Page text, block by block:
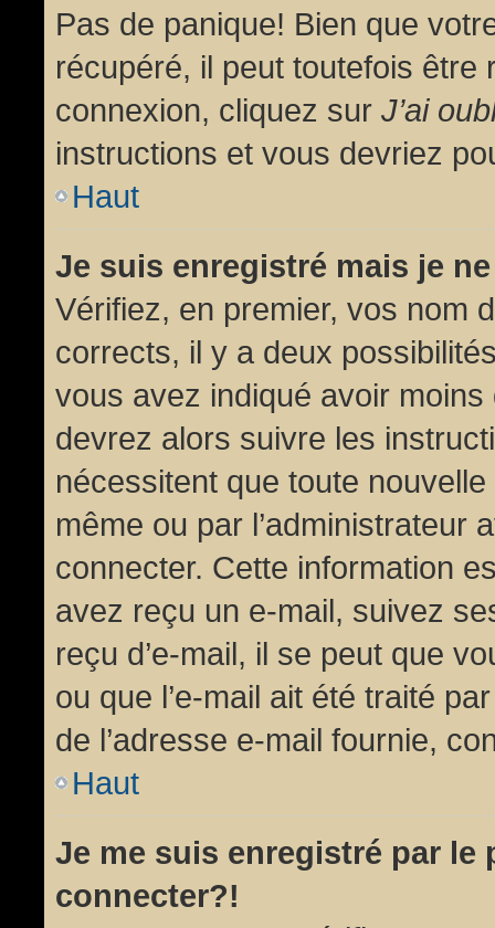
Pas de panique! Bien que
récupéré, il peut toutefois être
connexion, cliquez sur J’ai
instructions et vous devriez
Haut
Je suis enregistré mais je
Vérifiez, en premier, vos nom
corrects, il y a deux
vous avez indiqué avoir
devrez alors suivre les
nécessitent que toute
même ou par l’administrateur
connecter. Cette information
avez reçu un e-mail, suivez
reçu d’e-mail, il se peut que
ou que l’e-mail ait été traité
de l’adresse e-mail fournie,
Haut
Je me suis enregistré par le
connecter?!